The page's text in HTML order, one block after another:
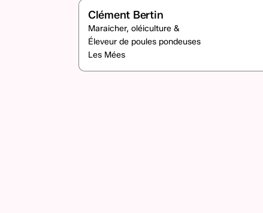
Clément Bertin
Maraicher, oléiculture &
Éleveur de poules pondeuses
Les Mées